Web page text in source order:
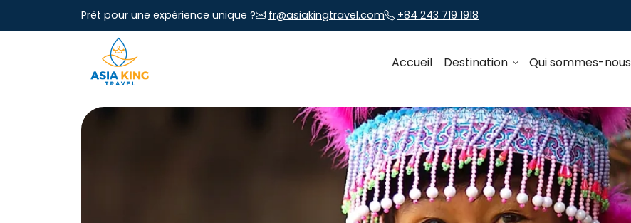
Prêt pour une expérience unique ? fr@asiakingtravel.com +84 243 719 1918
Accueil Destination Qui sommes-nous